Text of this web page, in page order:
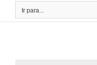
Ir para...